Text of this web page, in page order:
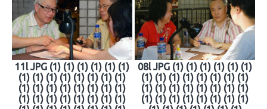
11l JPG (1) (1) (1) (1) (1) (1)
(1) (1) (1) (1) (1) (1) (1) (1)
(1) (1) (1) (1) (1) (1) (1) (1)
(1) (1) (1) (1) (1) (1) (1) (1)
08l JPG (1) (1) (1) (1) (1) (1)
(1) (1) (1) (1) (1) (1) (1) (1)
(1) (1) (1) (1) (1) (1) (1) (1)
(1) (1) (1) (1) (1) (1) (1) (1)